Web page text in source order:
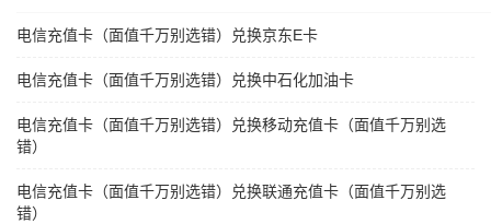
电信充值卡（面值千万别选错）兑换京东E卡
电信充值卡（面值千万别选错）兑换中石化加油卡
电信充值卡（面值千万别选错）兑换移动充值卡（面值千万别选
错）
电信充值卡（面值千万别选错）兑换联通充值卡（面值千万别选
错）